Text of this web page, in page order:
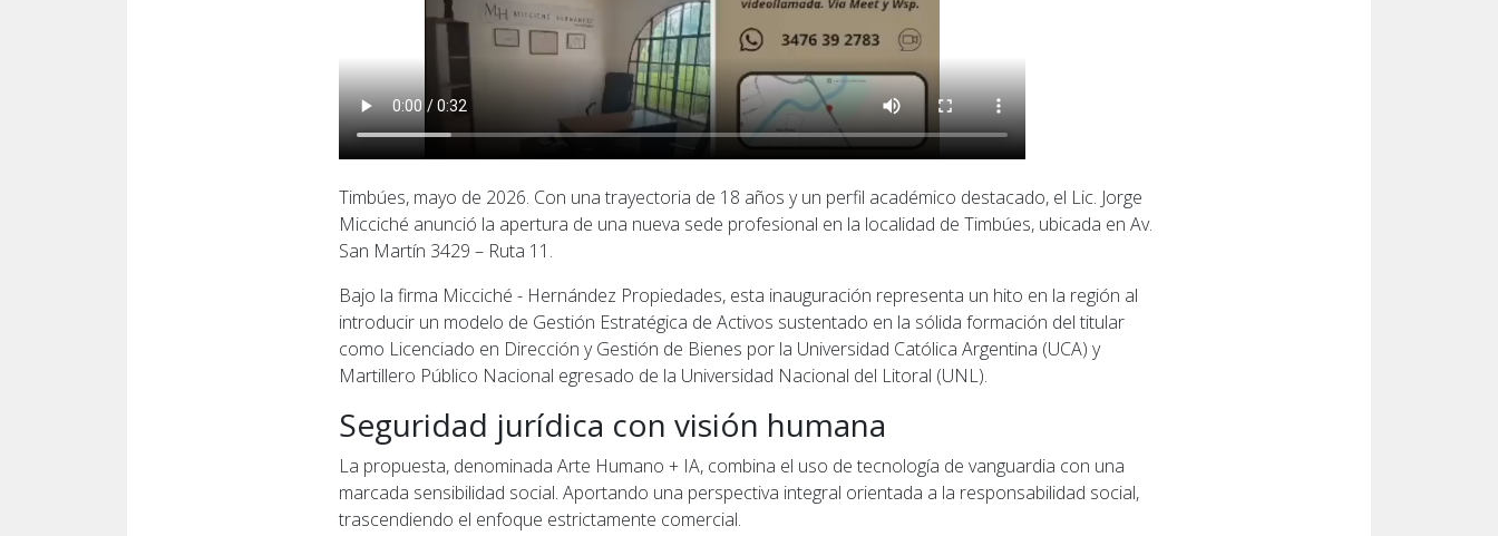
Timbúes, mayo de 2026. Con una trayectoria de 18 años y un perfil académico destacado, el Lic. Jorge
Micciché anunció la apertura de una nueva sede profesional en la localidad de Timbúes, ubicada en Av.
San Martín 3429 – Ruta 11.
Bajo la firma Micciché - Hernández Propiedades, esta inauguración representa un hito en la región al
introducir un modelo de Gestión Estratégica de Activos sustentado en la sólida formación del titular
como Licenciado en Dirección y Gestión de Bienes por la Universidad Católica Argentina (UCA) y
Martillero Público Nacional egresado de la Universidad Nacional del Litoral (UNL).
Seguridad jurídica con visión humana
La propuesta, denominada Arte Humano + IA, combina el uso de tecnología de vanguardia con una
marcada sensibilidad social. Aportando una perspectiva integral orientada a la responsabilidad social,
trascendiendo el enfoque estrictamente comercial.